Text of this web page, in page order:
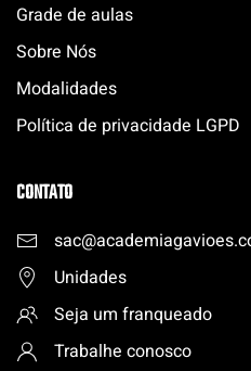
Grade de aulas
Sobre Nós
Modalidades
Política de privacidade LGPD
CONTATO
Unidades
Seja um franqueado
Trabalhe conosco